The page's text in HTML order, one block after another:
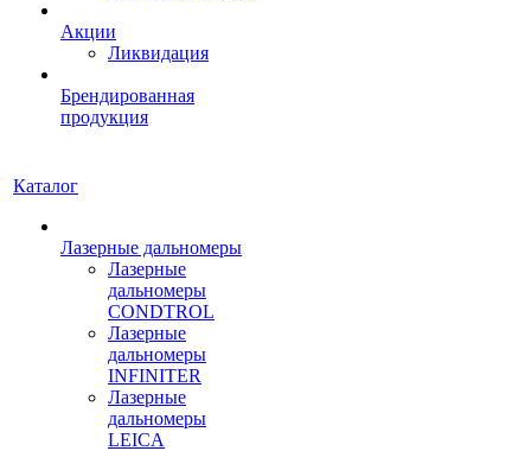
Акции
Ликвидация
Брендированная
продукция
Каталог
Лазерные дальномеры
Лазерные
дальномеры
CONDTROL
Лазерные
дальномеры
INFINITER
Лазерные
дальномеры
LEICA